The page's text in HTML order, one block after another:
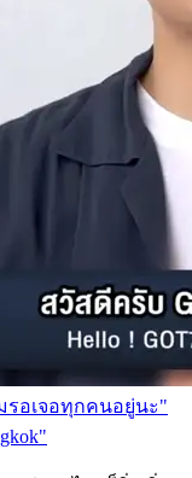
รอเจอทุกคนอยู่นะ"